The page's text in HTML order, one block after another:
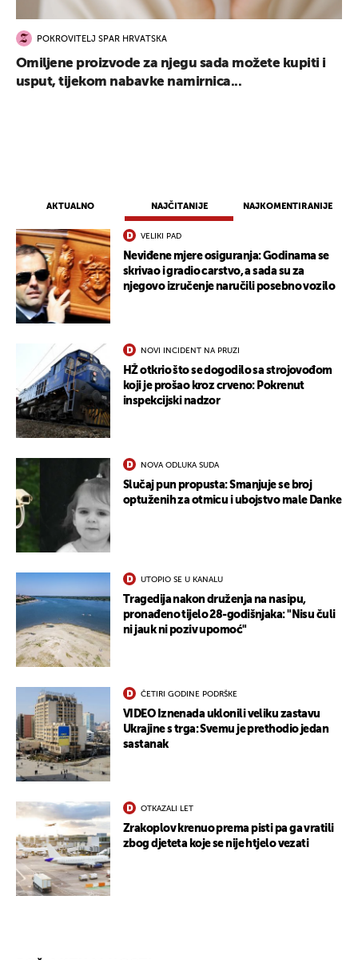
AKTUALNO NAJČITANIJE NAJKOMENTIRANIJE
VELIKI PAD
Neviđene mjere osiguranja: Godinama se
skrivao i gradio carstvo, a sada su za
njegovo izručenje naručili posebno vozilo
NOVI INCIDENT NA PRUZI
HŽ otkrio što se dogodilo sa strojovođom
koji je prošao kroz crveno: Pokrenut
inspekcijski nadzor
NOVA ODLUKA SUDA
Slučaj pun propusta: Smanjuje se broj
optuženih za otmicu i ubojstvo male Danke
UTOPIO SE U KANALU
Tragedija nakon druženja na nasipu,
pronađeno tijelo 28-godišnjaka: "Nisu čuli
ni jauk ni poziv upomoć"
ČETIRI GODINE PODRŠKE
VIDEO Iznenada uklonili veliku zastavu
Ukrajine s trga: Svemu je prethodio jedan
sastanak
OTKAZALI LET
Zrakoplov krenuo prema pisti pa ga vratili
zbog djeteta koje se nije htjelo vezati
POKROVITELJ SPAR HRVATSKA
Omiljene proizvode za njegu sada možete kupiti i
usput, tijekom nabavke namirnica...
UKLJUČITE NOTIFIKACIJE